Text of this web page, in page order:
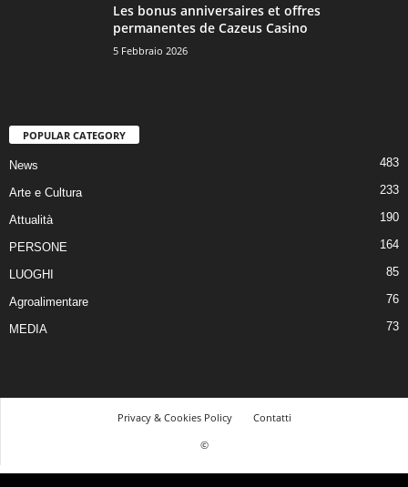
Les bonus anniversaires et offres
permanentes de Cazeus Casino
5 Febbraio 2026
POPULAR CATEGORY
News 483
Arte e Cultura 233
Attualità 190
PERSONE 164
LUOGHI 85
Agroalimentare 76
MEDIA 73
Privacy & Cookies Policy
Contatti
©